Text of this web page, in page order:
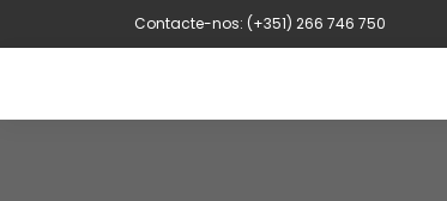
Contacte-nos: (+351) 266 746 750